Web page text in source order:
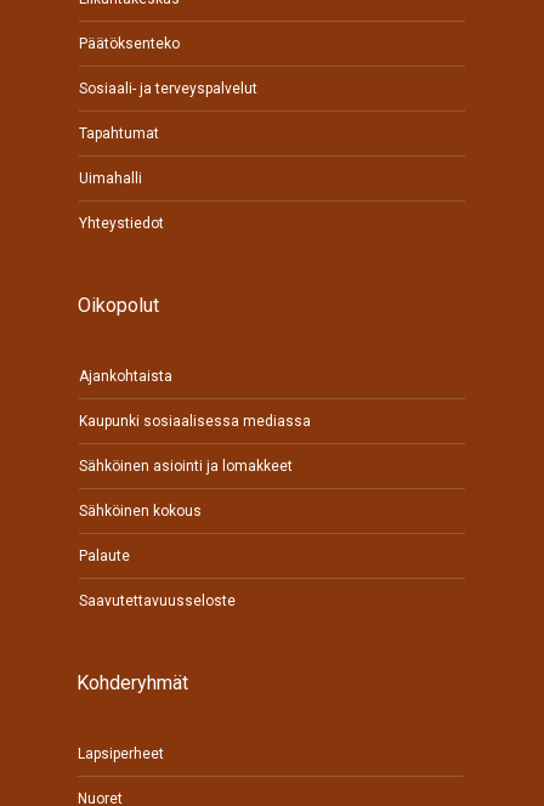
Päätöksenteko
Sosiaali- ja terveyspalvelut
Tapahtumat
Uimahalli
Yhteystiedot
Oikopolut
Ajankohtaista
Kaupunki sosiaalisessa mediassa
Sähköinen asiointi ja lomakkeet
Sähköinen kokous
Palaute
Saavutettavuusseloste
Kohderyhmät
Lapsiperheet
Nuoret